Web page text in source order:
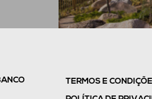
TERMOS E